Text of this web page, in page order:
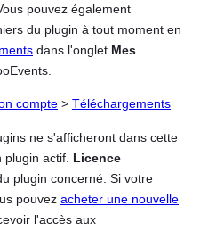
Czech
pouvez également
du plugin à tout moment en
dans l'onglet Mes
compte > Téléchargements
ne s'afficheront dans cette
actif. Licence
plugin concerné. Si votre
pouvez acheter une nouvelle
l'accès aux